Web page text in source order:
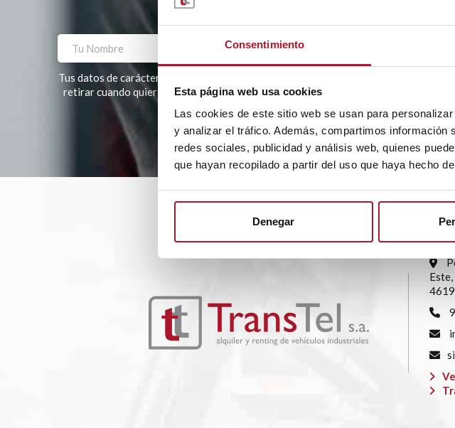
Consentimiento
Esta página web usa cookies
Las cookies de este sitio web se usan para
y analizar el tráfico. Además, compartimos
redes sociales, publicidad y análisis web, quienes
que hayan recopilado a partir del uso que haya hecho
Denegar
Tus datos de carácter personal tratados por TRANSTEL, S.A. con la finalidad de
retirar cuando quieras. Tus datos no serán cedidos a terceros. Tienes derecho a
Por favor, deja este campo vacío.